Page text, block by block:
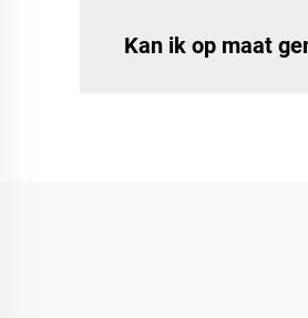
Kan ik op maat